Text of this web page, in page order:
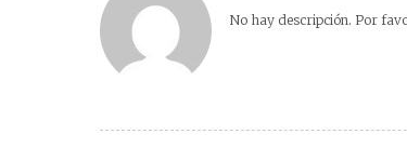
No hay descripción. Por